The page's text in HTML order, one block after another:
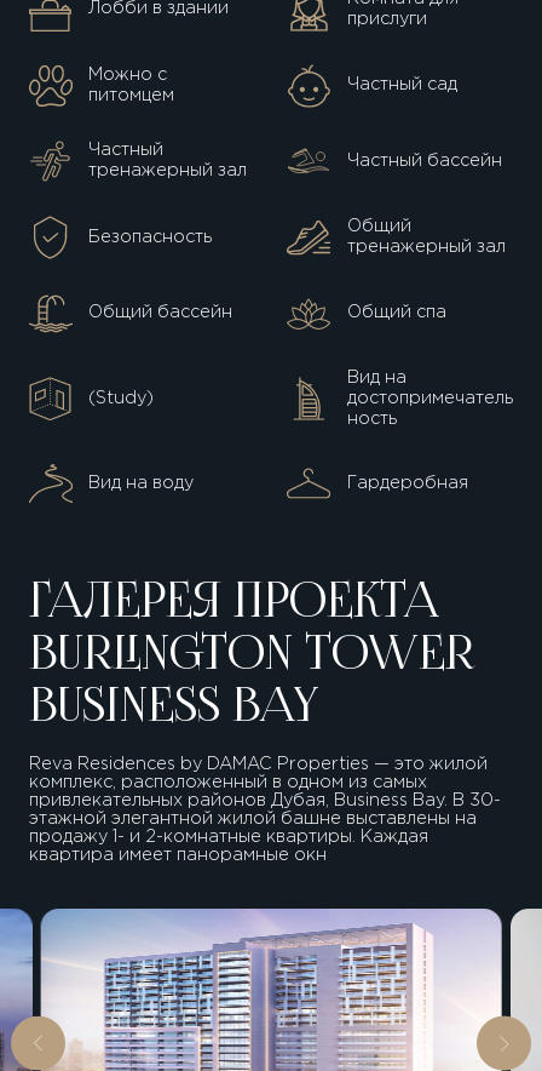
Лобби в здании
прислуги
Можно с
питомцем
Частный сад
Частный
тренажерный зал
Частный бассейн
Безопасность
Общий
тренажерный зал
Общий бассейн Общий спа
(Study)
Вид на
достопримечатель
ность
Вид на воду Гардеробная
ГАЛЕРЕЯ ПРОЕКТА
BURLINGTON TOWER
BUSINESS BAY
Reva Residences by DAMAC Properties — это жилой
комплекс, расположенный в одном из самых
привлекательных районов Дубая, Business Bay. В 30-
этажной элегантной жилой башне выставлены на
продажу 1- и 2-комнатные квартиры. Каждая
квартира имеет панорамные окн